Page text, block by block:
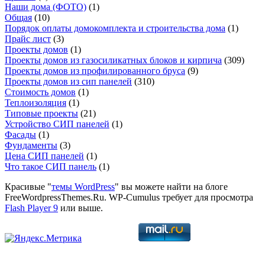
Наши дома (ФОТО) (1)
Общая (10)
Порядок оплаты домокомплекта и строительства дома (1)
Прайс лист (3)
Проекты домов (1)
Проекты домов из газосиликатных блоков и кирпича (309)
Проекты домов из профилированного бруса (9)
Проекты домов из сип панелей (310)
Стоимость домов (1)
Теплоизоляция (1)
Типовые проекты (21)
Устройство СИП панелей (1)
Фасады (1)
Фундаменты (3)
Цена СИП панелей (1)
Что такое СИП панель (1)
Красивые "темы WordPress" вы можете найти на блоге
FreeWordpressThemes.Ru. WP-Cumulus требует для просмотра
Flash Player 9 или выше.